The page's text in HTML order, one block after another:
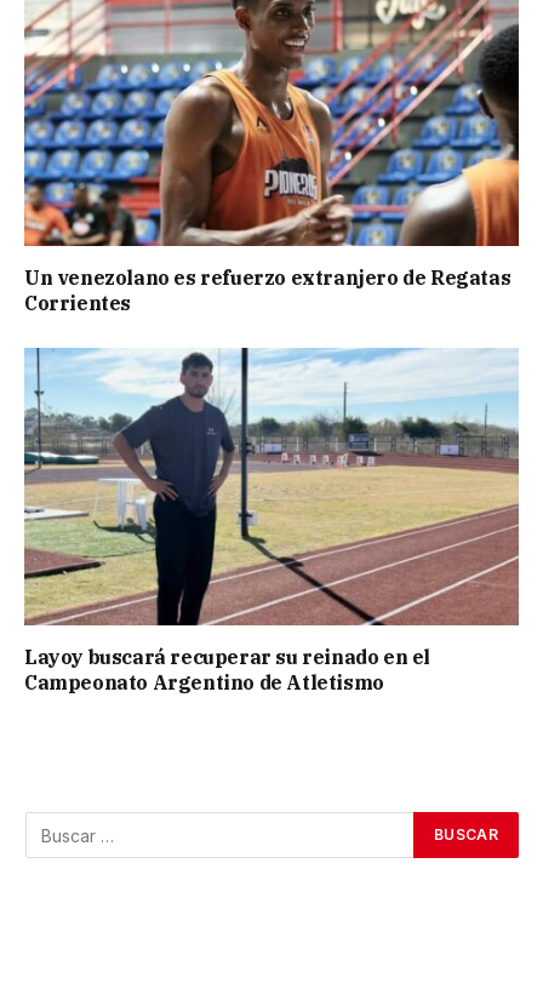
Un venezolano es refuerzo extranjero de Regatas
Corrientes
Layoy buscará recuperar su reinado en el
Campeonato Argentino de Atletismo